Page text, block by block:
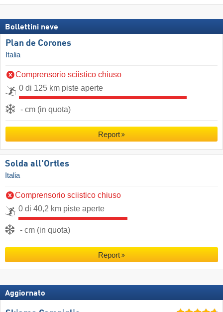
Bollettini neve
Plan de Corones
Italia
Comprensorio sciistico chiuso
0 di 125 km piste aperte
- cm (in quota)
Report
Solda all'Ortles
Italia
Comprensorio sciistico chiuso
0 di 40,2 km piste aperte
- cm (in quota)
Report
Aggiornato